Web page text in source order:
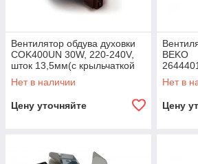
Вентилятор обдува духовки
COK400UN 30W, 220-240V,
шток 13,5мм(с крыльчаткой
6-7 лопастей)
Нет в наличии
Цену уточняйте
BEKO
20-
крыльч.
Нет в
Цену